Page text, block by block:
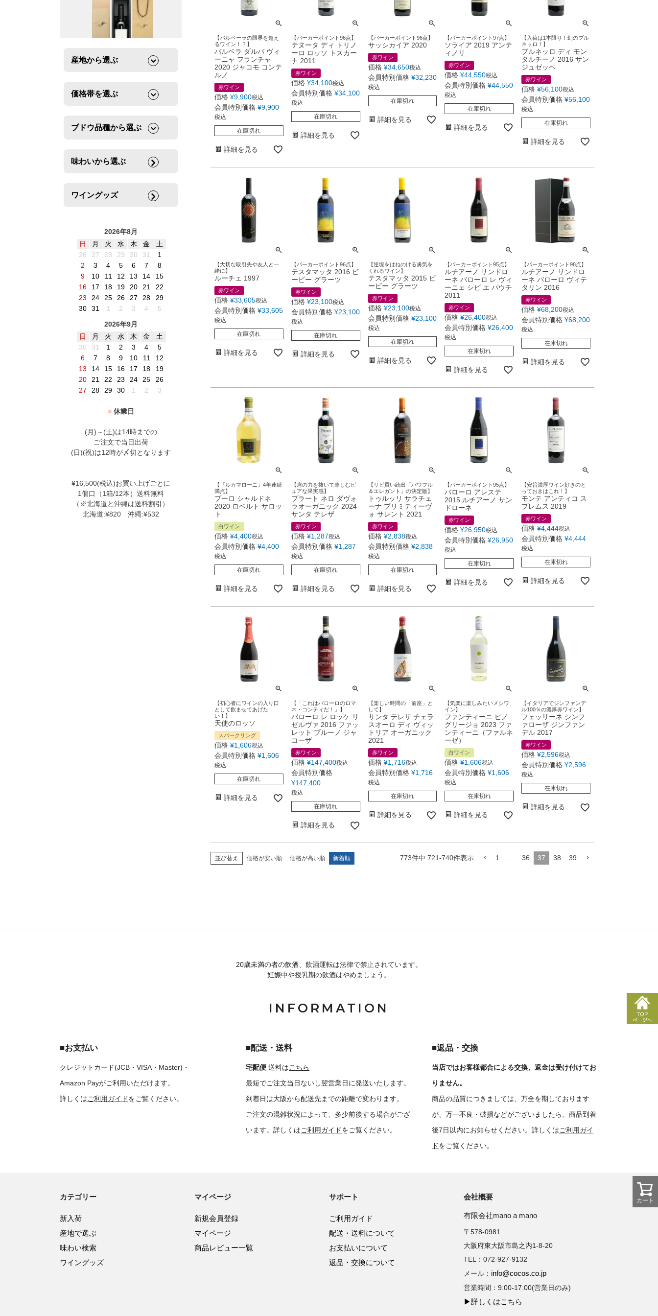
産地から選ぶ
価格帯を選ぶ
ブドウ品種から選ぶ
味わいから選ぶ
ワイングッズ
2026年8月
日
月 火 水 木 金
土
26
27 28 29 30 31
1
2
3 4 5 6 7
8
9
10 11 12 13 14
15
16
17 18 19 20 21
22
23
24 25 26 27 28
29
30
31 1 2 3 4
5
2026年9月
日
月 火 水 木 金
土
30
31 1 2 3 4
5
6
7 8 9 10 11
12
13
14 15 16 17 18
19
20
21 22 23 24 25
26
27
28 29 30 1 2 3
■ 休業日
(月)～(土)は14時までの
ご注文で当日出荷
(日)(祝)は12時が〆切となります
¥16,500(税込)お買い上げごとに
1個口（1箱/12本）送料無料
（※北海道と沖縄は送料割引）
北海道:¥820 沖縄:¥532
【バルベーラの限界を超え
るワイン！？】
バルベラ ダルバ ヴィ
ーニャ フランチャ
2020 ジャコモ コンテ
ルノ
赤ワイン
価格 ¥9,900税込
会員特別価格 ¥9,900
税込
在庫切れ
詳細を見る
【パーカーポイント96点】
テヌータ ディ トリノ
ーロ ロッソ トスカー
ナ 2011
赤ワイン
価格 ¥34,100税込
会員特別価格 ¥34,100
税込
在庫切れ
詳細を見る
【パーカーポイント96点】
サッシカイア 2020
赤ワイン
価格 ¥34,650税込
会員特別価格 ¥32,230
税込
在庫切れ
詳細を見る
【パーカーポイント97点】
ソライア 2019 アンテ
ィノリ
赤ワイン
価格 ¥44,550税込
会員特別価格 ¥44,550
税込
在庫切れ
詳細を見る
【入荷は1本限り！幻のブル
ネッロ！】
ブルネッロ ディ モン
タルチーノ 2016 サン
ジュゼッペ
赤ワイン
価格 ¥56,100税込
会員特別価格 ¥56,100
税込
在庫切れ
詳細を見る
【大切な取引先や友人と一
緒に】
ルーチェ 1997
赤ワイン
価格 ¥33,605税込
会員特別価格 ¥33,605
税込
在庫切れ
詳細を見る
【パーカーポイント96点】
テスタマッタ 2016 ビ
ービー グラーツ
赤ワイン
価格 ¥23,100税込
会員特別価格 ¥23,100
税込
在庫切れ
詳細を見る
【逆境をはねのける勇気を
くれるワイン】
テスタマッタ 2015 ビ
ービー グラーツ
赤ワイン
価格 ¥23,100税込
会員特別価格 ¥23,100
税込
在庫切れ
詳細を見る
【パーカーポイント95点】
ルチアーノ サンドロ
ーネ バローロ レ ヴィ
ーニェ シビ エ パウチ
2011
赤ワイン
価格 ¥26,400税込
会員特別価格 ¥26,400
税込
在庫切れ
詳細を見る
【パーカーポイント98点】
ルチアーノ サンドロ
ーネ バローロ ヴィテ
タリン 2016
赤ワイン
価格 ¥68,200税込
会員特別価格 ¥68,200
税込
在庫切れ
詳細を見る
【『ルカマローニ』4年連続
満点】
プーロ シャルドネ
2020 ロベルト サロッ
ト
白ワイン
価格 ¥4,400税込
会員特別価格 ¥4,400
税込
在庫切れ
詳細を見る
【肩の力を抜いて楽しむピ
ュアな果実感】
プラート ネロ ダヴォ
ラオーガニック 2024
サンタ テレザ
赤ワイン
価格 ¥1,287税込
会員特別価格 ¥1,287
税込
在庫切れ
詳細を見る
【リピ買い続出「パワフル
＆エレガント」の決定版】
トゥルッリ サラチェ
ーナ プリミティーヴ
ォ サレント 2021
赤ワイン
価格 ¥2,838税込
会員特別価格 ¥2,838
税込
在庫切れ
詳細を見る
【パーカーポイント95点】
バローロ アレステ
2015 ルチアーノ サン
ドローネ
赤ワイン
価格 ¥26,950税込
会員特別価格 ¥26,950
税込
在庫切れ
詳細を見る
【安旨濃厚ワイン好きのと
っておきはこれ！】
モンテ アンティコ ス
プレムス 2019
赤ワイン
価格 ¥4,444税込
会員特別価格 ¥4,444
税込
在庫切れ
詳細を見る
【初心者にワインの入り口
として飲ませてあげた
い！】
天使のロッソ
スパークリング
価格 ¥1,606税込
会員特別価格 ¥1,606
税込
在庫切れ
詳細を見る
【「これはバローロのロマ
ネ・コンティだ！」】
バローロ レ ロッケ リ
ゼルヴァ 2016 ファッ
レット ブルーノ ジャ
コーザ
赤ワイン
価格 ¥147,400税込
会員特別価格
¥147,400
税込
在庫切れ
詳細を見る
【楽しい時間の「前座」と
して】
サンタ テレザ チェラ
スオーロ ディ ヴィッ
トリア オーガニック
2021
赤ワイン
価格 ¥1,716税込
会員特別価格 ¥1,716
税込
在庫切れ
詳細を見る
【気楽に楽しみたいメシワ
イン】
ファンティーニ ピノ
グリージョ 2023 ファ
ンティーニ（ファルネ
ーゼ）
白ワイン
価格 ¥1,606税込
会員特別価格 ¥1,606
税込
在庫切れ
詳細を見る
【イタリアでジンファンデ
ル100％の濃厚赤ワイン】
フェッリーネ シンフ
ァローザ ジンファン
デル 2017
赤ワイン
価格 ¥2,596税込
会員特別価格 ¥2,596
税込
在庫切れ
詳細を見る
並び替え 価格が安い順 価格が高い順 新着順 773件中 721-740件表示 1 … 36 37 38 39
カート
20歳未満の者の飲酒、飲酒運転は法律で禁止されています。
妊娠中や授乳期の飲酒はやめましょう。
INFORMATION
■お支払い
クレジットカード(JCB・VISA・Master)・
Amazon Payがご利用いただけます。
詳しくはご利用ガイドをご覧ください。
■配送・送料
宅配便 送料はこちら
最短でご注文当日ないし翌営業日に発送いたします。
到着日は大阪から配送先までの距離で変わります。
ご注文の混雑状況によって、多少前後する場合がござ
います。詳しくはご利用ガイドをご覧ください。
■返品・交換
当店ではお客様都合による交換、返金は受け付けてお
りません。
商品の品質につきましては、万全を期しております
が、万一不良・破損などがございましたら、商品到着
後7日以内にお知らせください。詳しくはご利用ガイ
ドをご覧ください。
カテゴリー
新入荷
産地で選ぶ
味わい検索
ワイングッズ
マイページ
新規会員登録
マイページ
商品レビュー一覧
サポート
ご利用ガイド
配送・送料について
お支払いについて
返品・交換について
会社概要
有限会社mano a mano
〒578-0981
大阪府東大阪市島之内1-8-20
TEL：072-927-9132
メール： info@cocos.co.jp
営業時間：9:00-17:00(営業日のみ)
▶詳しくはこちら